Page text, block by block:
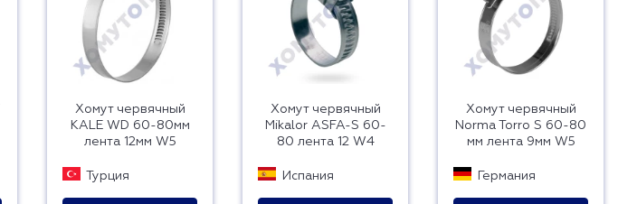
Хомут червячный
KALE WD 60-80мм
лента 12мм W5
Турция
Хомут червячный
Mikalor ASFA-S 60-
80 лента 12 W4
Испания
Хомут червячный
Norma Torro S 60-80
мм лента 9мм W5
Германия